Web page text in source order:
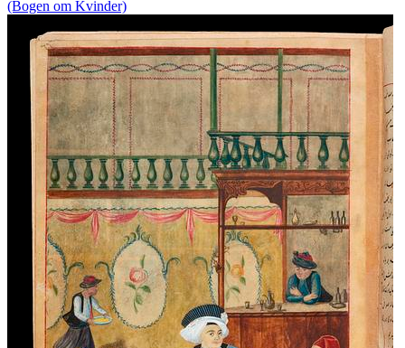
(Bogen om Kvinder)